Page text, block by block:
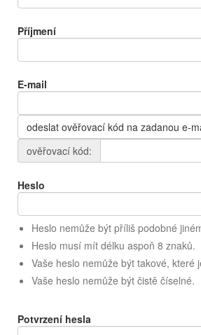
Příjmení
E-mail
odeslat ověřovací kód na zadanou e-
ověřovací kód:
Heslo
Heslo nemůže být příliš podobné
Heslo musí mít délku aspoň 8 znaků.
Vaše heslo nemůže být takové, které
Vaše heslo nemůže být čistě číselné.
Potvrzení hesla